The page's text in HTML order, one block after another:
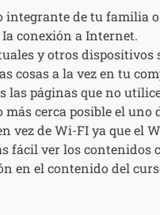
de tu familia
conexión a Internet.
y otros dispositivos
cosas a la vez en tu
las páginas que no
cerca posible el uno
vez de Wi-FI ya que el
fácil ver los contenidos
en el contenido del